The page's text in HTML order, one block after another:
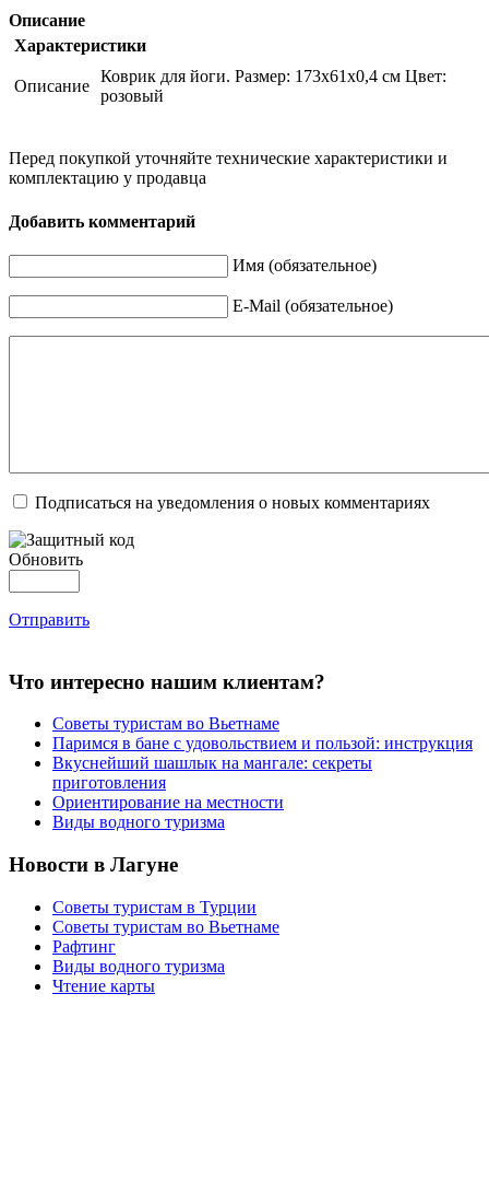
Описание
Характеристики
Описание
Коврик для йоги. Размер: 173х61х0,4 см Цвет:
розовый
Перед покупкой уточняйте технические характеристики и
комплектацию у продавца
Добавить комментарий
Имя (обязательное)
E-Mail (обязательное)
Подписаться на уведомления о новых комментариях
Обновить
Отправить
Что интересно нашим клиентам?
Советы туристам во Вьетнаме
Паримся в бане с удовольствием и пользой: инструкция
Вкуснейший шашлык на мангале: секреты
приготовления
Ориентирование на местности
Виды водного туризма
Новости в Лагуне
Советы туристам в Турции
Советы туристам во Вьетнаме
Рафтинг
Виды водного туризма
Чтение карты